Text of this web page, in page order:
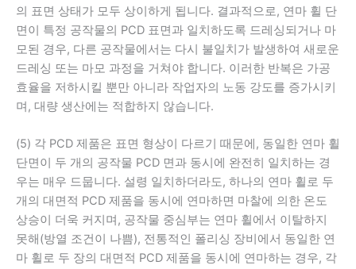
의 표면 상태가 모두 상이하게 됩니다. 결과적으로, 연마 휠 단
면이 특정 공작물의 PCD 표면과 일치하도록 드레싱되거나 마
모된 경우, 다른 공작물에서는 다시 불일치가 발생하여 새로운
드레싱 또는 마모 과정을 거쳐야 합니다. 이러한 반복은 가공
효율을 저하시킬 뿐만 아니라 작업자의 노동 강도를 증가시키
며, 대량 생산에는 적합하지 않습니다.
(5) 각 PCD 제품은 표면 형상이 다르기 때문에, 동일한 연마 휠
단면이 두 개의 공작물 PCD 면과 동시에 완전히 일치하는 경
우는 매우 드뭅니다. 설령 일치하더라도, 하나의 연마 휠로 두
개의 대면적 PCD 제품을 동시에 연마하면 마찰에 의한 온도
상승이 더욱 커지며, 공작물 중심부는 연마 휠에서 이탈하지
못해(방열 조건이 나쁨), 전통적인 폴리싱 장비에서 동일한 연
마 휠로 두 장의 대면적 PCD 제품을 동시에 연마하는 경우, 각